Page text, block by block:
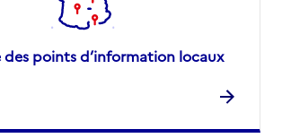
points d’information locaux